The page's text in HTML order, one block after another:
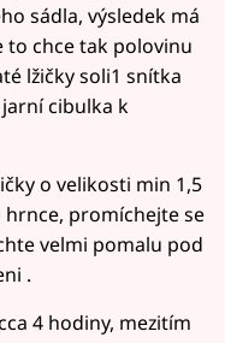
sádla, výsledek má
to chce tak polovinu
lžičky soli1 snítka
cibulka k
o velikosti min 1,5
promíchejte se
velmi pomalu pod
.
4 hodiny, mezitím